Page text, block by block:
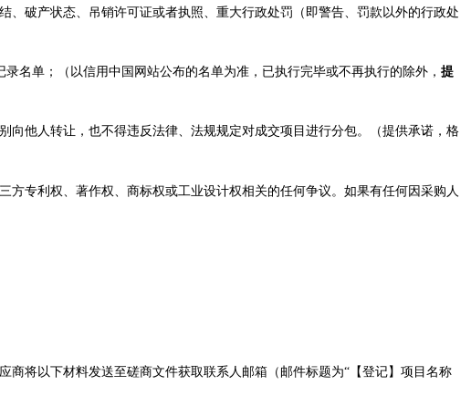
、破产状态
吊销许可证或者执照、重大行政处罚（即警告、罚款以外的行政处
录名单 ； （以信用中国网站公布的名单为准，已执行完毕或不再执行的除外， 提
向他人转让，也不得违反法律、法规规定对成交项目进行分包。 （提供承诺， 格
专利权、著作权、商标权或工业设计权相关的任何争议。如果有任何因采购人
商将以下材料发送至磋商文件获取联系人邮箱（邮件标题为“ 【登记】项目名称